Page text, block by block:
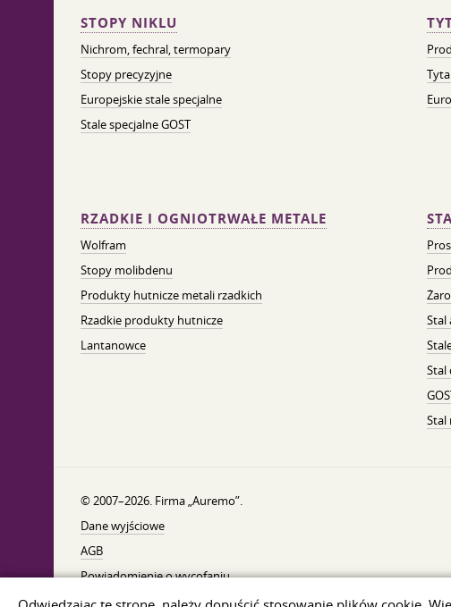
STOPY NIKLU
Nichrom, fechral, termopary
Stopy precyzyjne
Europejskie stale specjalne
Stale specjalne GOST
RZADKIE I OGNIOTRWAŁE METALE
Wolfram
Stopy molibdenu
Produkty hutnicze metali rzadkich
Rzadkie produkty hutnicze
Lantanowce
Stal
Stal
Stal
© 2007–2026. Firma „Auremo”.
Dane wyjściowe
AGB
Powiadomienie o wycofaniu
Ochrona danych